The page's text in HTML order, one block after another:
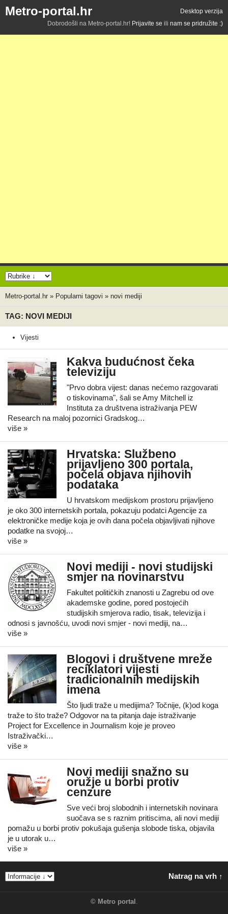
Metro-portal.hr
Desktop verzija
Dobrodošli na Metro-portal.hr! Prijavite se ili nam se pridružite :)
Metro-portal.hr » Popularni tagovi » novi mediji
TAG: NOVI MEDIJI
Vijesti
Kakva budućnost čeka
televiziju
"Prvo dobra vijest: danas nećemo razgovarati
o tiskovinama", šali se Amy Mitchell iz
Instituta za društvena istraživanja PEW
Research na maloj pozornici Gradskog…
više »
Hrvatska: Službeno
prijavljeno 300 portala,
počela objava njihovih
podataka
U hrvatskom medijskom prostoru prijavljeno
je oko 300 internetskih portala, pokazuju podatci Agencije za
elektroničke medije koja je ovih dana počela objavljivati njihove
podatke na svojoj…
više »
Novi mediji - novi studijski
smjer na novinarstvu
Fakultet političkih znanosti u Zagrebu od ove
akademske godine, pored postojećih
studijskih smjerova radio, tisak, televizija i
odnosi s javnošću, uvodi novi smjer - novi mediji, na…
više »
Blogovi i društvene mreže
reciklatori vijesti
tradicionalnih medijskih
imena
Što ljudi traže u medijima? Točnije, (k)od koga
traže to što traže? Odgovor na ta pitanja daje istraživanje
Project for Excellence in Journalism koje je proveo
Istraživački…
više »
Novi mediji snažno su
oružje u borbi protiv
cenzure
Sve veći broj slobodnih i internetskih novinara
suočava se s raznim pritiscima, ali novi mediji
pomažu u borbi protiv pokušaja gušenja slobode tiska, objavila
je u utorak u…
više »
Natrag na vrh ↑
© Metro portal .